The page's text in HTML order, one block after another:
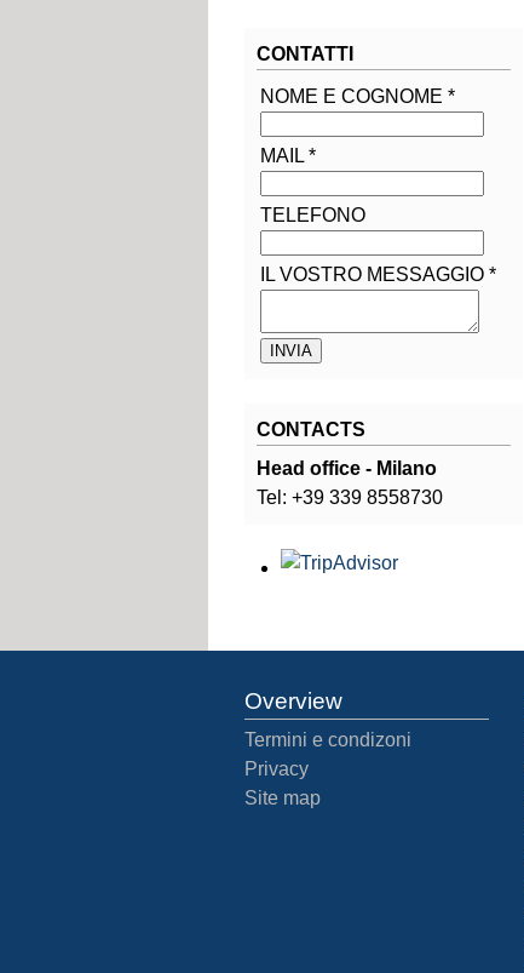
CONTATTI
NOME E COGNOME *
MAIL *
TELEFONO
IL VOSTRO MESSAGGIO *
CONTACTS
Head office - Milano
Tel: +39 339 8558730
Overview
Termini e condizoni
Privacy
Site map